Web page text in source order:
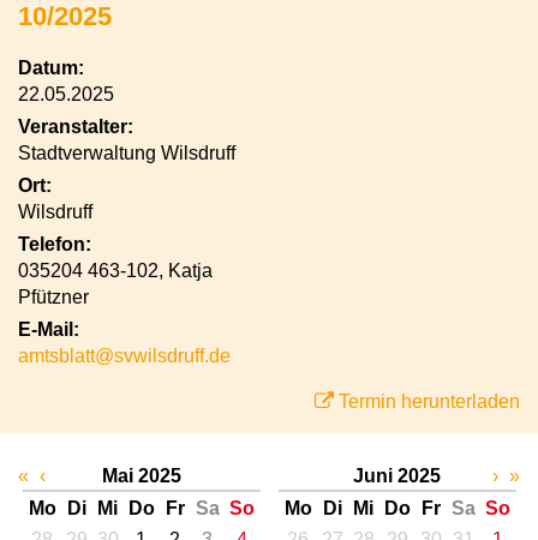
10/2025
Datum:
22.05.2025
Veranstalter:
Stadtverwaltung Wilsdruff
Ort:
Wilsdruff
Telefon:
035204 463-102, Katja
Pfützner
E-Mail:
amtsblatt@svwilsdruff.de
Termin herunterladen
« ‹
Mai 2025
Mo
Di Mi Do Fr Sa So
Juni 2025
Mo
Di Mi Do Fr Sa So
› »